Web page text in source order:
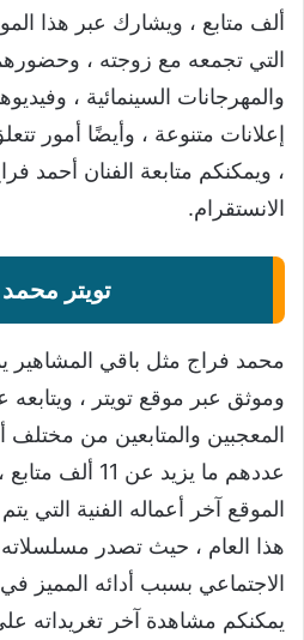
ألف متابع ، ويشارك عبر هذا
التي تجمعه مع زوجته ،
والمهرجانات السينمائية ،
إعلانات متنوعة ، وأيضًا أمور
، ويمكنكم متابعة الفنان أحمد
الانستقرام.
تويتر
محمد فراج مثل باقي
وموثق عبر موقع تويتر ،
المعجبين والمتابعين من مختلف
عددهم ما يزيد عن
الموقع آخر أعماله الفنية
هذا العام ، حيث تصدر
الاجتماعي بسبب أدائه المميز
يمكنكم مشاهدة آخر تغريداته